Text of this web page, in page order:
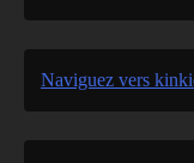
Naviguez vers